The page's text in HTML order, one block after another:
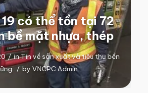
có thể tồn tại 72
bề mặt nhựa, thép
/ inTin về sản xuất và tiêu thụ bền
/ byVNCPC Admin